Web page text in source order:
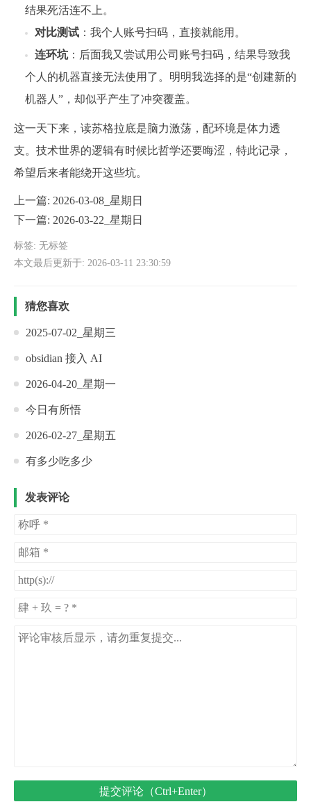
结果死活连不上。
对比测试 ：我个人账号扫码，直接就能用。
连环坑：后面我又尝试用公司账号扫码，结果导致我
个人的机器直接无法使用了。明明我选择的是“创建新的
机器人”，却似乎产生了冲突覆盖。
这一天下来，读苏格拉底是脑力激荡，配环境是体力透
支。技术世界的逻辑有时候比哲学还要晦涩，特此记录，
希望后来者能绕开这些坑。
上一篇: 2026-03-08_星期日
下一篇: 2026-03-22_星期日
标签: 无标签
本文最后更新于: 2026-03-11 23:30:59
猜您喜欢
2025-07-02_星期三
obsidian 接入 AI
2026-04-20_星期一
今日有所悟
2026-02-27_星期五
有多少吃多少
发表评论
提交评论（Ctrl+Enter）